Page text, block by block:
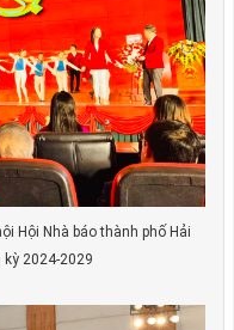
Hội Nhà báo thành phố Hải
kỳ 2024-2029